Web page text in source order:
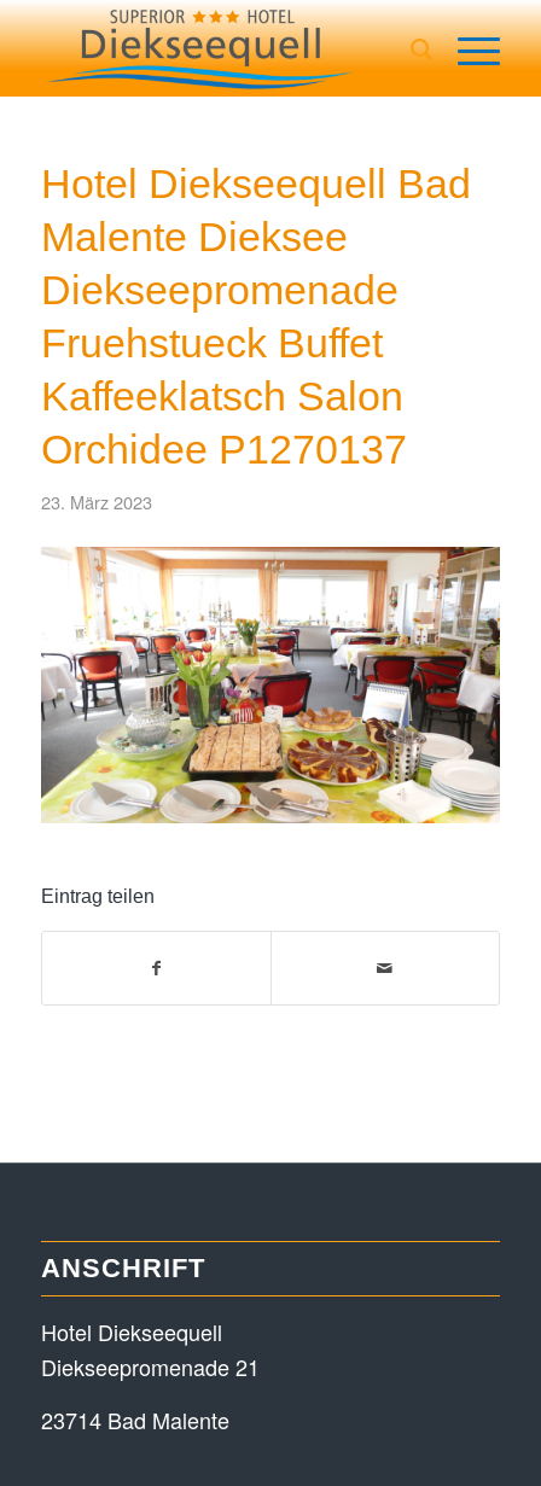
Hotel Diekseequell Bad
Malente Dieksee
Diekseepromenade
Fruehstueck Buffet
Kaffeeklatsch Salon
Orchidee P1270137
23. März 2023
Eintrag teilen
ANSCHRIFT
Hotel Diekseequell
Diekseepromenade 21
23714 Bad Malente